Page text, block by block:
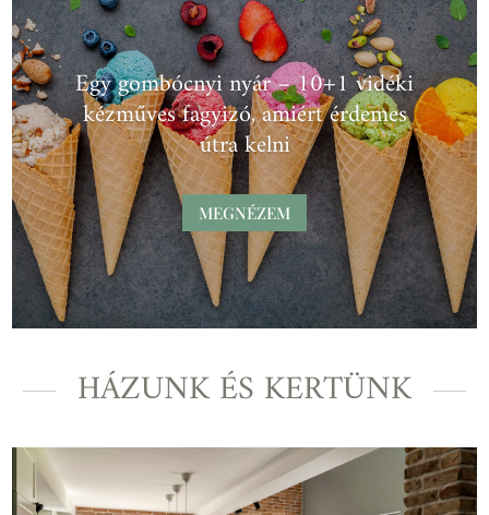
Egy gombócnyi nyár – 10+1 vidéki
kézműves fagyizó, amiért érdemes
útra kelni
MEGNÉZEM
HÁZUNK ÉS KERTÜNK